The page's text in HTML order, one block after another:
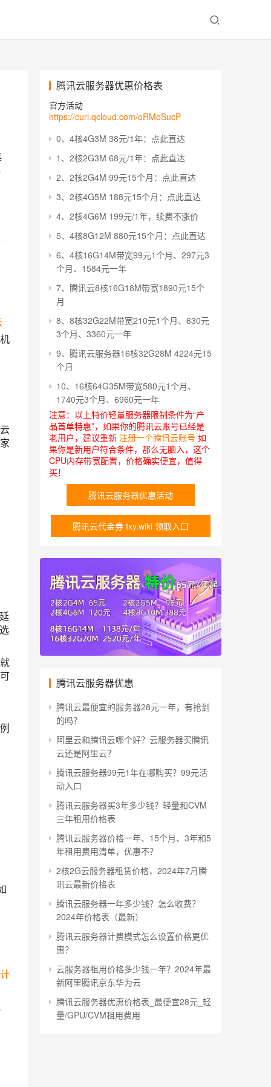
腾讯云服务器优惠价格表
官方活动
https://curl.qcloud.com/oRMoSucP
0、4核4G3M 38元/1年：点此直达
1、2核2G3M 68元/1年：点此直达
2、2核2G4M 99元15个月：点此直达
3、2核4G5M 188元15个月：点此直达
4、2核4G6M 199元/1年，续费不涨价
5、4核8G12M 880元15个月：点此直达
6、4核16G14M带宽99元1个月、297元3
个月、1584元一年
7、腾讯云8核16G18M带宽1890元15个
月
8、8核32G22M带宽210元1个月、630元
3个月、3360元一年
9、腾讯云服务器16核32G28M 4224元15
个月
10、16核64G35M带宽580元1个月、
1740元3个月、6960元一年
注意：以上特价轻量服务器限制条件为“产
品首单特惠”，如果你的腾讯云账号已经是
老用户，建议重新 注册一个腾讯云账号 如
果你是新用户符合条件，那么无脑入，这个
CPU内存带宽配置，价格确实便宜，值得
买！
腾讯云服务器优惠活动
腾讯云代金券 txy.wiki 领取入口
腾讯云服务器优惠
腾讯云最便宜的服务器28元一年，有抢到
的吗？
阿里云和腾讯云哪个好？云服务器买腾讯
云还是阿里云？
腾讯云服务器99元1年在哪购买？99元活
动入口
腾讯云服务器买3年多少钱？轻量和CVM
三年租用价格表
腾讯云服务器价格一年、15个月、3年和5
年租用费用清单，优惠不？
2核2G云服务器租赁价格，2024年7月腾
讯云最新价格表
腾讯云服务器一年多少钱？怎么收费？
2024年价格表（最新）
腾讯云服务器计费模式怎么设置价格更优
惠？
云服务器租用价格多少钱一年？2024年最
新阿里腾讯京东华为云
腾讯云服务器优惠价格表_最便宜28元_轻
量/GPU/CVM租用费用